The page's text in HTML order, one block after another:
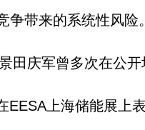
争带来的系统性风险
田庆军曾多次在公
上海储能展上